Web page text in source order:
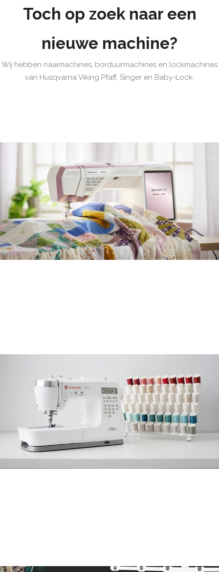
Toch op zoek naar een
nieuwe machine?
Wij hebben naaimachines, borduurmachines en lockmachines
van Husqvarna Viking Pfaff, Singer en Baby-Lock.